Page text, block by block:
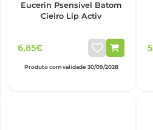
Eucerin Psensivel Batom
Cieiro Lip Activ
6,85€
Produto com validade 30/09/2028